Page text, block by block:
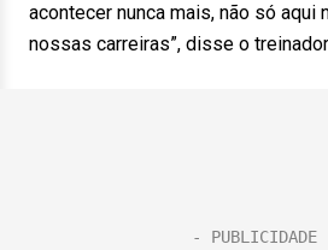
acontecer nunca mais, não só aqui
nossas carreiras”, disse o